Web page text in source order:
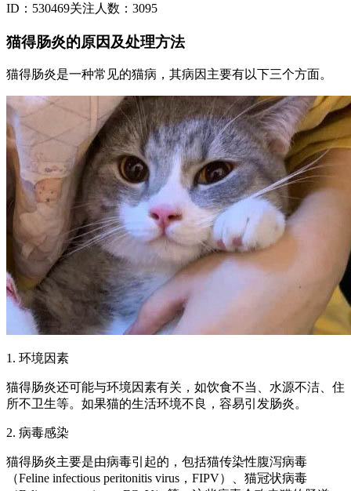
ID：530469关注人数：3095
猫得肠炎的原因及处理方法
猫得肠炎是一种常见的猫病，其病因主要有以下三个方面。
1. 环境因素
猫得肠炎还可能与环境因素有关，如饮食不当、水源不洁、住
所不卫生等。如果猫的生活环境不良，容易引发肠炎。
2. 病毒感染
猫得肠炎主要是由病毒引起的，包括猫传染性腹泻病毒
（Feline infectious peritonitis virus，FIPV）、猫冠状病毒